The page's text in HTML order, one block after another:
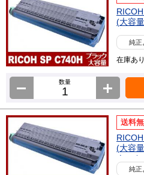
(大容
ナーカ
純
在庫あり
数量
送料
(大容
ナー
純